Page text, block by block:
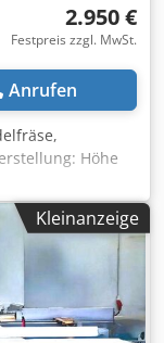
2.950 €
Festpreis zzgl. MwSt.
Anrufen
Höhe
4,5/5,5 kW -
min -
der Welle:
Agpsha -max.
H1520 mm -
Kleinanzeige